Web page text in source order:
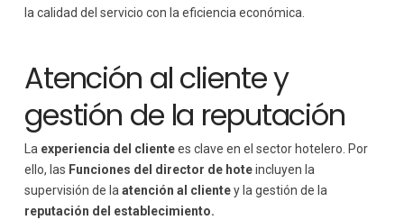
la calidad del servicio con la eficiencia económica.
Atención al cliente y
gestión de la reputación
La experiencia del clientees clave en el sector hotelero. Por
ello, las Funciones del director de hoteincluyen la
supervisión de la atención al clientey la gestión de la
reputación del establecimiento.